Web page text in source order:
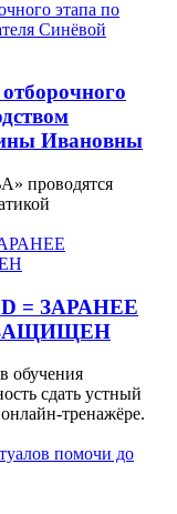
Ивановны
проводятся
= ЗАРАНЕЕ
обучения
сдать устный
тренажёре.